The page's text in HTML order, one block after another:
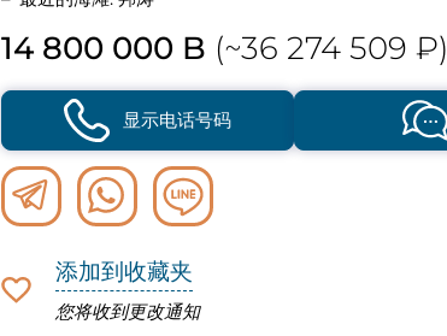
14 800 000 B (~36 274 509 ₽)
显示电话号码
添加到收藏夹
您将收到更改通知